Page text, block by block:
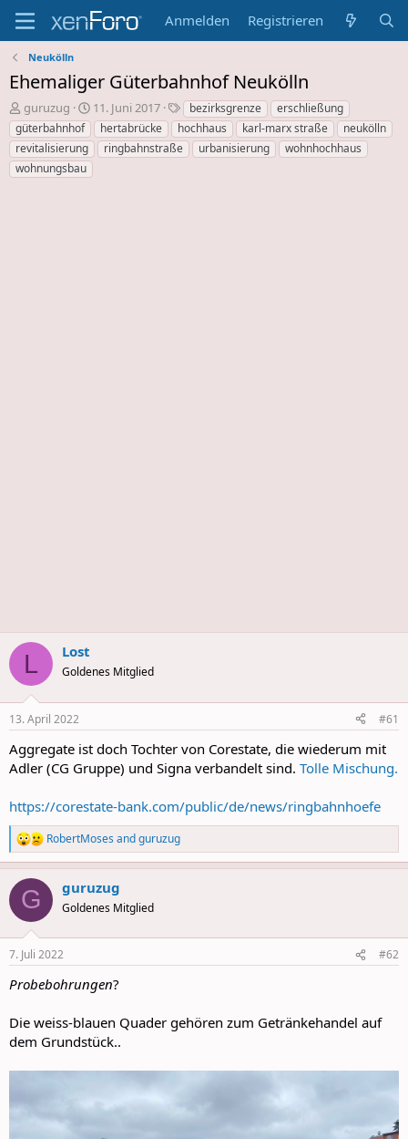
Anmelden Registrieren
Neukölln
Ehemaliger Güterbahnhof Neukölln
E
r
s
t
e
guruzug
E
r
s
t
11. Juni 2017
S
c
h
l
bezirksgrenze
erschließung
güterbahnhof
hertabrücke hochhaus karl-marx straße
neukölln
revitalisierung
ringbahnstraße urbanisierung
wohnhochhaus
wohnungsbau
L Lost
Goldenes Mitglied
13. April 2022 #61
Aggregate ist doch Tochter von Corestate, die wiederum mit
Adler (CG Gruppe) und Signa verbandelt sind. Tolle Mischung.
https://corestate-bank.com/public/de/news/ringbahnhoefe
R
e
a
c
i
s
RobertMoses andguruzug
G guruzug
Goldenes Mitglied
7. Juli 2022 #62
Probebohrungen?
Die weiss-blauen Quader gehören zum Getränkehandel auf
dem Grundstück..